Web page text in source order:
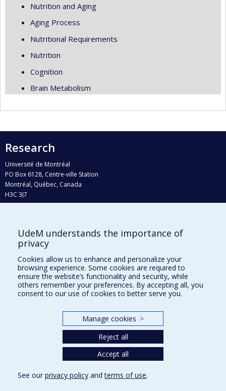
Nutrition and Aging
Aging Process
Nutritional Requirements
Nutrition
Cognition
Brain Metabolism
Research
Université de Montréal
PO Box 6128, Centre-ville Station
Montréal, Québec, Canada
H3C 3J7
Who does what?
Find us
Site map
Accessibility
UdeM understands the importance of
privacy
Cookies allow us to enhance and personalize your
browsing experience. Some cookies are required to
ensure the website’s functionality and security, while
others remember your preferences. By accepting all, you
consent to our use of cookies to better serve you.
Manage cookies >
Reject all
Accept all
See our privacy policy andterms of use.